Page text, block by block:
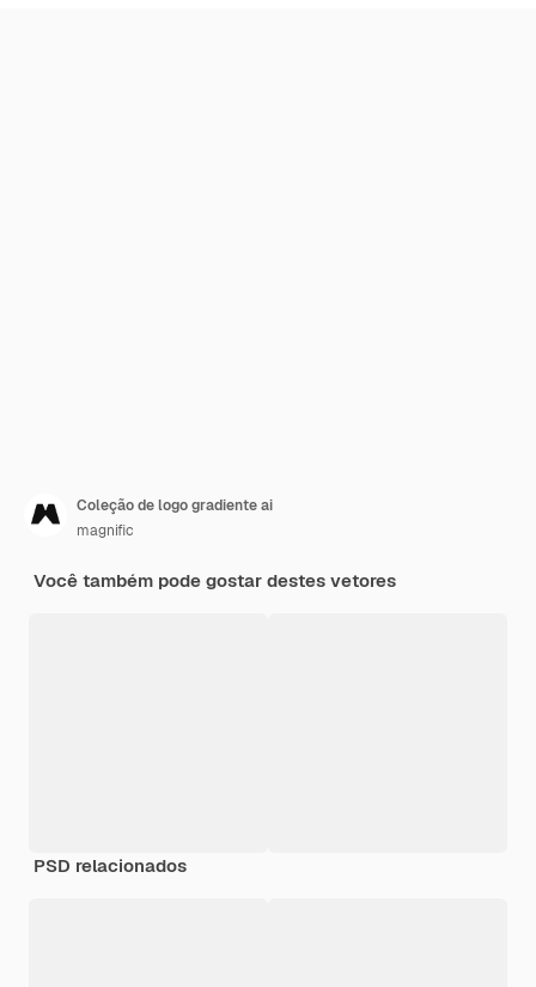
Coleção de logo gradiente ai
magnific
Você também pode gostar destes vetores
PSD relacionados